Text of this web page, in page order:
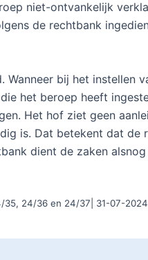
niet-ontvankelijk
de rechtbank
bij het instellen
het beroep heeft
Het hof ziet geen
is. Dat betekent dat de
dient de zaken
35, 24/36 en 24/37| 31-07-2024